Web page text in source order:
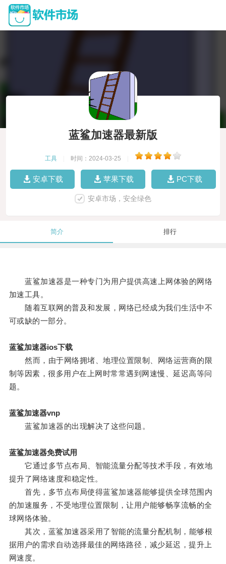
蓝鲨加速器最新版
工具 时间：2024-03-25
安卓下载 苹果下载 PC下载
安卓市场，安全绿色
简介 排行
蓝鲨加速器是一种专门为用户提供高速上网体验的网络
加速工具。
随着互联网的普及和发展，网络已经成为我们生活中不
可或缺的一部分。
蓝鲨加速器ios下载
然而，由于网络拥堵、地理位置限制、网络运营商的限
制等因素，很多用户在上网时常常遇到网速慢、延迟高等问
题。
蓝鲨加速器vnp
蓝鲨加速器的出现解决了这些问题。
蓝鲨加速器免费试用
它通过多节点布局、智能流量分配等技术手段，有效地
提升了网络速度和稳定性。
首先，多节点布局使得蓝鲨加速器能够提供全球范围内
的加速服务，不受地理位置限制，让用户能够畅享流畅的全
球网络体验。
其次，蓝鲨加速器采用了智能的流量分配机制，能够根
据用户的需求自动选择最佳的网络路径，减少延迟，提升上
网速度。